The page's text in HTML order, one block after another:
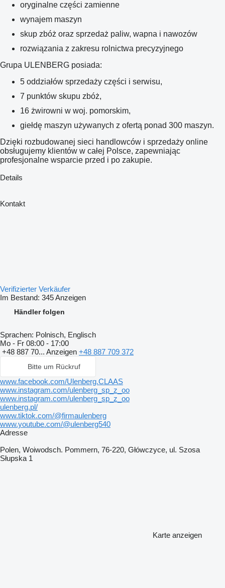
oryginalne części zamienne
wynajem maszyn
skup zbóż oraz sprzedaż paliw, wapna i nawozów
rozwiązania z zakresu rolnictwa precyzyjnego
Grupa ULENBERG posiada:
5 oddziałów sprzedaży części i serwisu,
7 punktów skupu zbóż,
16 żwirowni w woj. pomorskim,
giełdę maszyn używanych z ofertą ponad 300 maszyn.
Dzięki rozbudowanej sieci handlowców i sprzedaży online
obsługujemy klientów w całej Polsce, zapewniając
profesjonalne wsparcie przed i po zakupie.
Details
Kontakt
Verifizierter Verkäufer
Im Bestand: 345 Anzeigen
Händler folgen
Sprachen: Polnisch, Englisch
Mo - Fr 08:00 - 17:00
+48 887 70... Anzeigen +48 887 709 372
Bitte um Rückruf
www.facebook.com/Ulenberg.CLAAS
www.instagram.com/ulenberg_sp_z_oo
www.instagram.com/ulenberg_sp_z_oo
ulenberg.pl/
www.tiktok.com/@firmaulenberg
www.youtube.com/@ulenberg540
Adresse
Polen, Woiwodsch. Pommern, 76-220, Główczyce, ul. Szosa
Słupska 1
Karte anzeigen